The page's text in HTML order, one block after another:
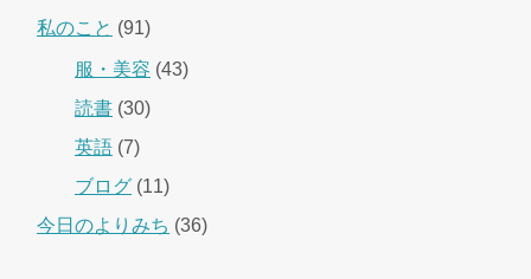
私のこと (91)
服・美容 (43)
読書 (30)
英語 (7)
ブログ (11)
今日のよりみち (36)